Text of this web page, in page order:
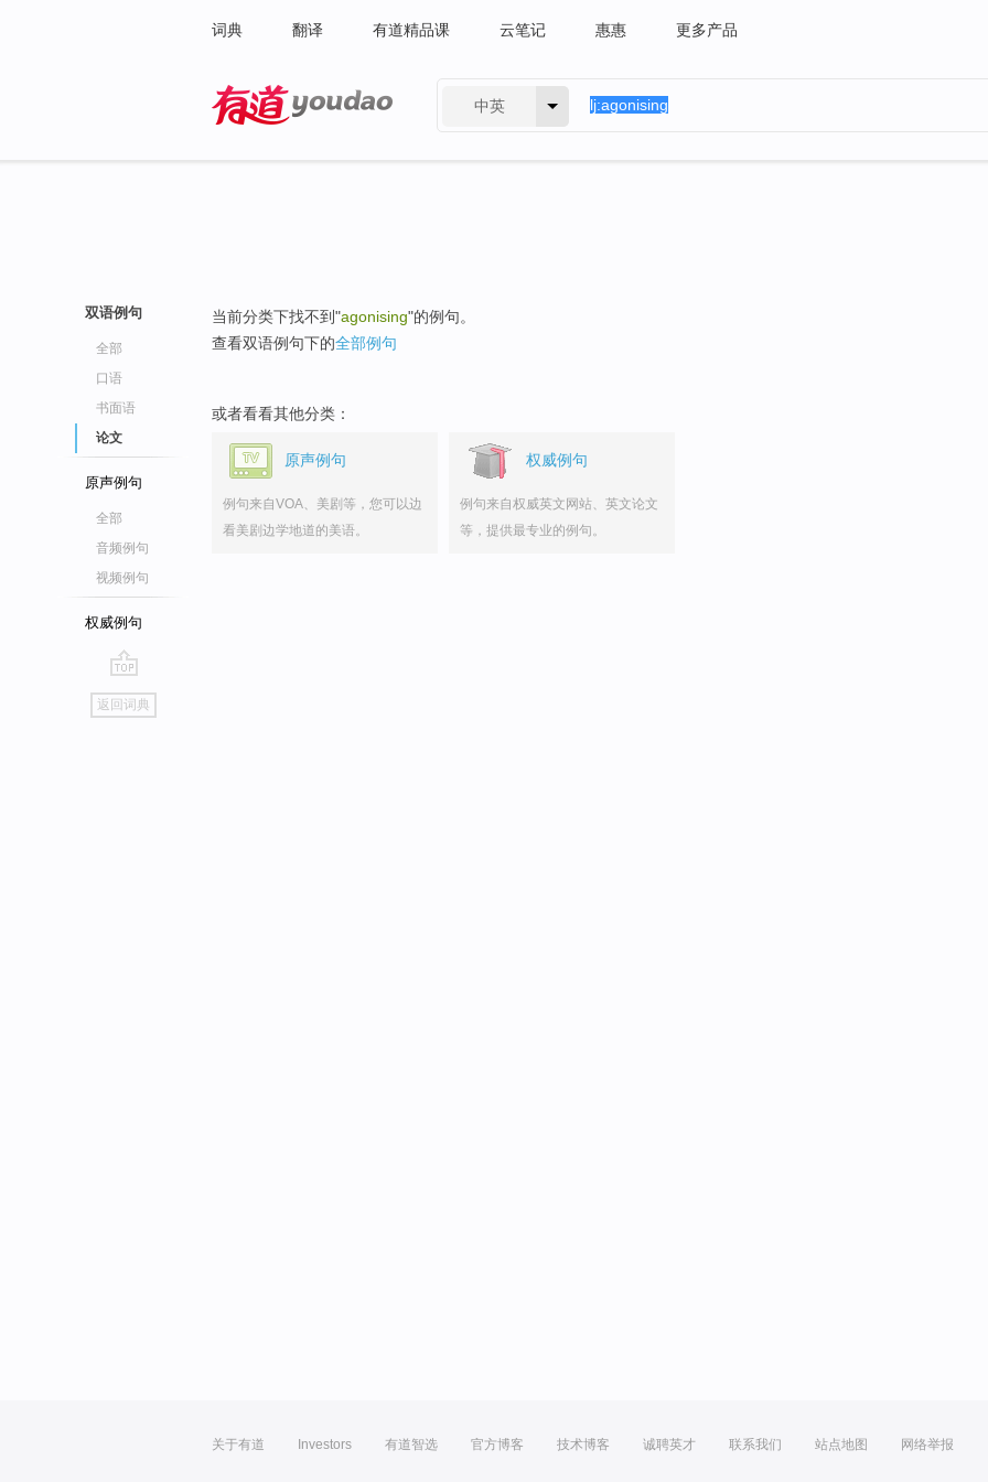
词典 翻译 有道精品课 云笔记 惠惠 更多产品
中英
双语例句
全部
口语
书面语
论文
原声例句
全部
音频例句
视频例句
权威例句
go
top
返回词典
当前分类下找不到"agonising"的例句。
查看双语例句下的全部例句
或者看看其他分类：
原声例句
例句来自VOA、美剧等，您可以边
看美剧边学地道的美语。
权威例句
例句来自权威英文网站、英文论文
等，提供最专业的例句。
关于有道 Investors 有道智选 官方博客 技术博客 诚聘英才 联系我们 站点地图 网络举报